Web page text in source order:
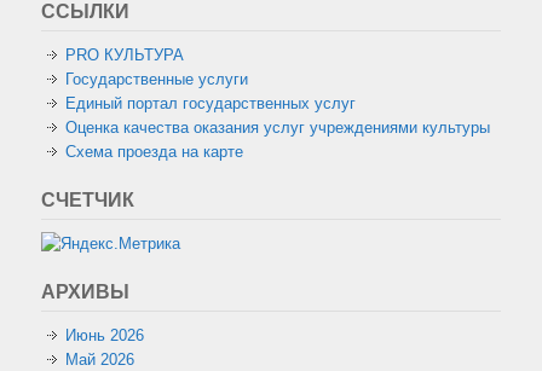
ССЫЛКИ
PRO КУЛЬТУРА
Государственные услуги
Единый портал государственных услуг
Оценка качества оказания услуг учреждениями культуры
Схема проезда на карте
СЧЕТЧИК
АРХИВЫ
Июнь 2026
Май 2026